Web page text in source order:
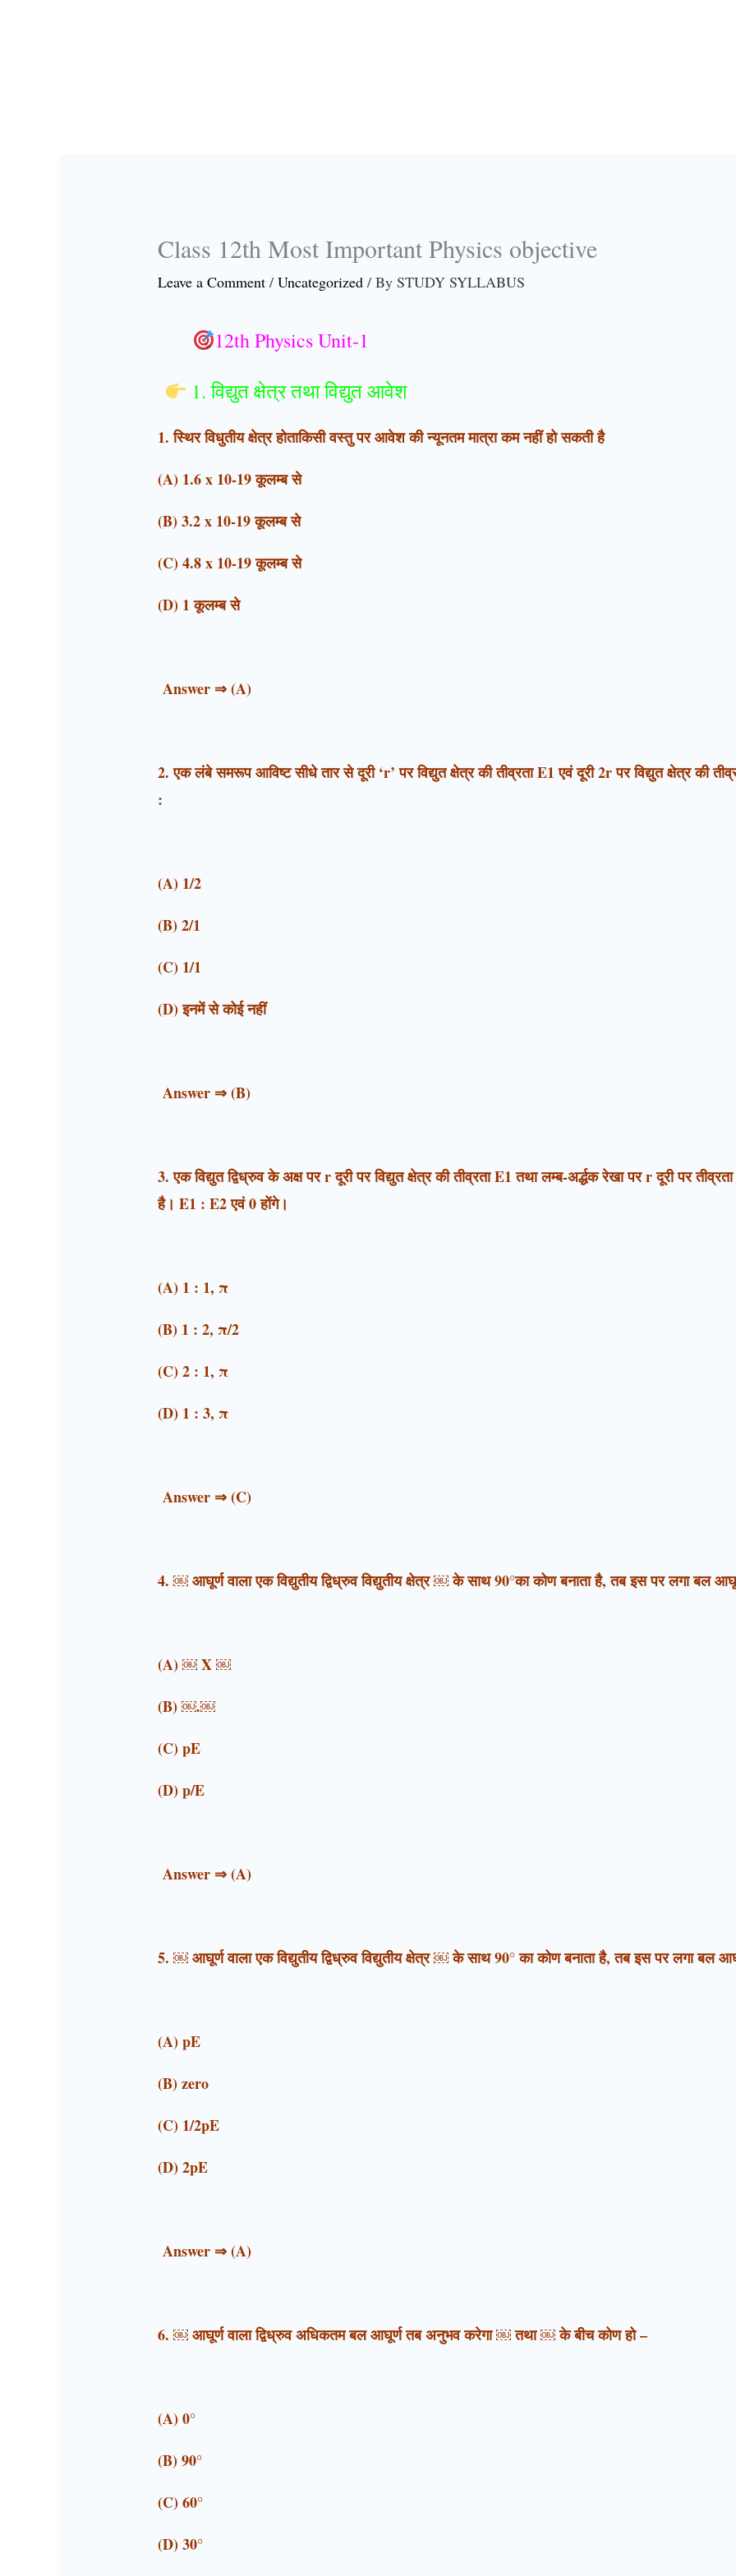
Class 12th Most Important Physics objective
Leave a Comment /Uncategorized / BySTUDY SYLLABUS
12th Physics Unit-1
1. विद्युत क्षेत्र तथा विद्युत आवेश
1. स्थिर विधुतीय क्षेत्र होताकिसी वस्तु पर आवेश की न्यूनतम मात्रा कम नहीं हो सकती है
(A) 1.6 x 10-19 कूलम्ब से
(B) 3.2 x 10-19 कूलम्ब से
(C) 4.8 x 10-19 कूलम्ब से
(D) 1 कूलम्ब से
Answer ⇒ (A)
2. एक लंबे समरूप आविष्ट सीधे तार से दूरी ‘r’ पर विद्युत क्षेत्र की तीव्रता E1 एवं दूरी 2r पर विद्युत क्षेत्र की
:
(A) 1/2
(B) 2/1
(C) 1/1
(D) इनमें से कोई नहीं
Answer ⇒ (B)
3. एक विद्युत द्विध्रुव के अक्ष पर r दूरी पर विद्युत क्षेत्र की तीव्रता E1 तथा लम्ब-अर्द्धक रेखा पर r दूरी पर
है। E1 : E2 एवं 0 होंगे।
(A) 1 : 1, π
(B) 1 : 2, π/2
(C) 2 : 1, π
(D) 1 : 3, π
Answer ⇒ (C)
4. ￼ आघूर्ण वाला एक विद्युतीय द्विध्रुव विद्युतीय क्षेत्र ￼ के साथ 90°का कोण बनाता है, तब इस पर लगा बल
(A) ￼ X ￼
(B) ￼.￼
(C) pE
(D) p/E
Answer ⇒ (A)
5. ￼ आघूर्ण वाला एक विद्युतीय द्विध्रुव विद्युतीय क्षेत्र ￼ के साथ 90° का कोण बनाता है, तब इस पर लगा बल
(A) pE
(B) zero
(C) 1/2pE
(D) 2pE
Answer ⇒ (A)
6. ￼ आघूर्ण वाला द्विध्रुव अधिकतम बल आघूर्ण तब अनुभव करेगा ￼ तथा ￼ के बीच कोण हो –
(A) 0°
(B) 90°
(C) 60°
(D) 30°